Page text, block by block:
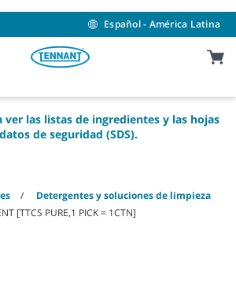
Español - América Latina
ver las listas de ingredientes y las hojas
de seguridad (SDS).
Detergentes y soluciones de limpieza
[TTCS PURE,1 PICK = 1CTN]